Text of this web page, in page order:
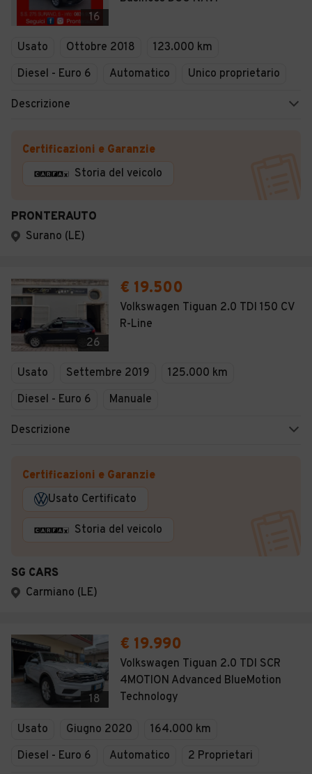
16
Usato Ottobre 2018
123.000 km
Diesel - Euro 6
Automatico Unico proprietario
Descrizione
Certificazioni e Garanzie
Storia del veicolo
PRONTERAUTO
Surano (LE)
26
€ 19.500
Volkswagen Tiguan 2.0 TDI 150 CV
R-Line
Usato Settembre 2019
125.000 km
Diesel - Euro 6
Manuale
Descrizione
Certificazioni e Garanzie
Usato Certificato
Storia del veicolo
SG CARS
Carmiano (LE)
18
€ 19.990
Volkswagen Tiguan 2.0 TDI SCR
4MOTION Advanced BlueMotion
Technology
Usato Giugno 2020
164.000 km
Diesel - Euro 6
Automatico 2 Proprietari